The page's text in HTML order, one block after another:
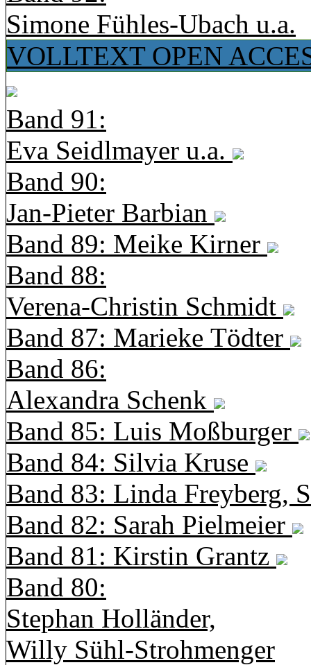
Simone Fühles-Ubach u.a.
VOLLTEXT OPEN
Band 91:
Eva Seidlmayer u.a.
Band 90:
Jan-Pieter Barbian
Band 89: Meike Kirner
Band 88:
Verena-Christin Schmidt
Band 87: Marieke Tödter
Band 86:
Alexandra Schenk
Band 85: Luis Moßburger
Band 84: Silvia Kruse
Band 83: Linda Freyberg,
Band 82: Sarah Pielmeier
Band 81: Kirstin Grantz
Band 80:
Stephan Holländer,
Willy Sühl-Strohmenger